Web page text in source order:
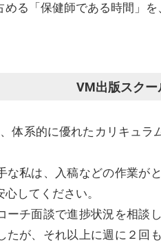
る「保健師である時間」を
VM出版スクー
体系的に優れたカリキュ
な私は、入稿などの作業が
してください。
ーチ面談で進捗状況を相談
たが、それ以上に週に２回